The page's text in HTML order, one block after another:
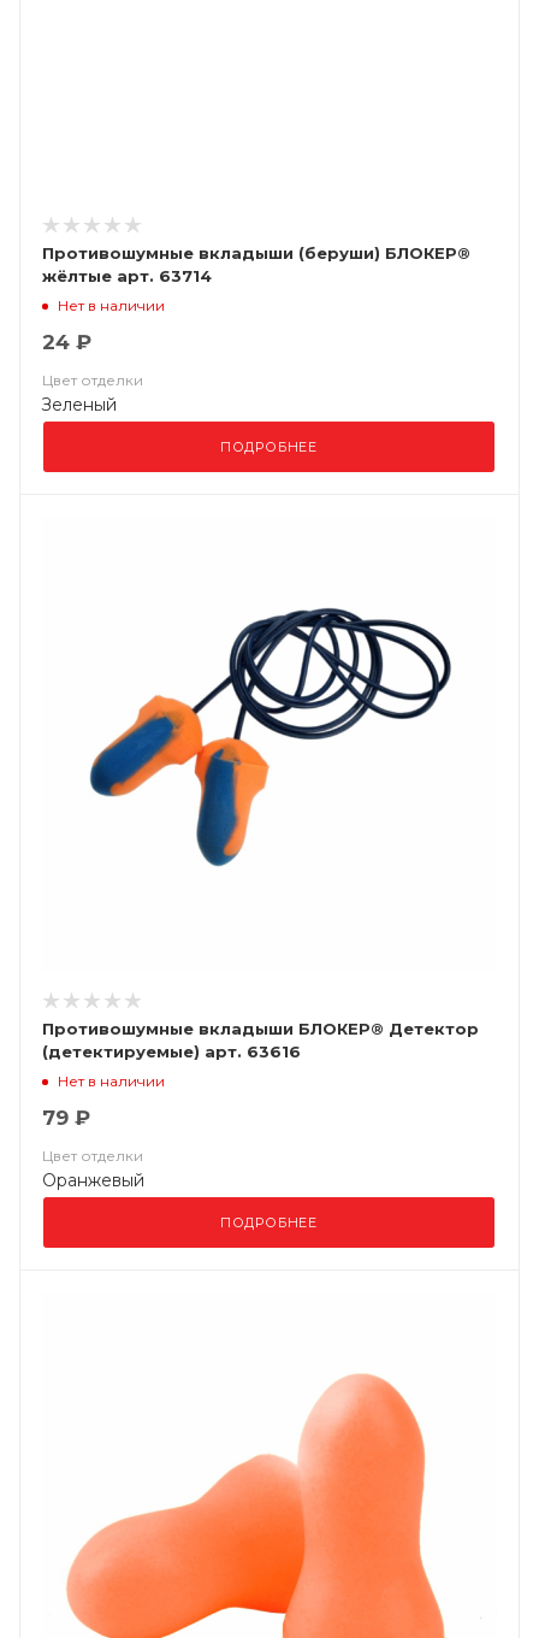
Противошумные вкладыши (беруши) БЛОКЕР®
жёлтые арт. 63714
Нет в наличии
24 ₽
Цвет отделки
Зеленый
ПОДРОБНЕЕ
Противошумные вкладыши БЛОКЕР® Детектор
(детектируемые) арт. 63616
Нет в наличии
79 ₽
Цвет отделки
Оранжевый
ПОДРОБНЕЕ